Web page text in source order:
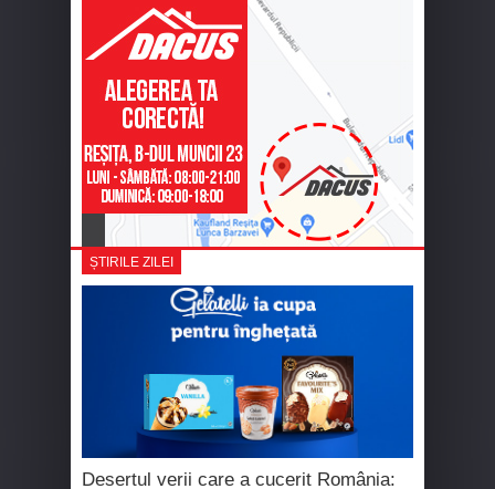
ȘTIRILE ZILEI
Desertul verii care a cucerit România: